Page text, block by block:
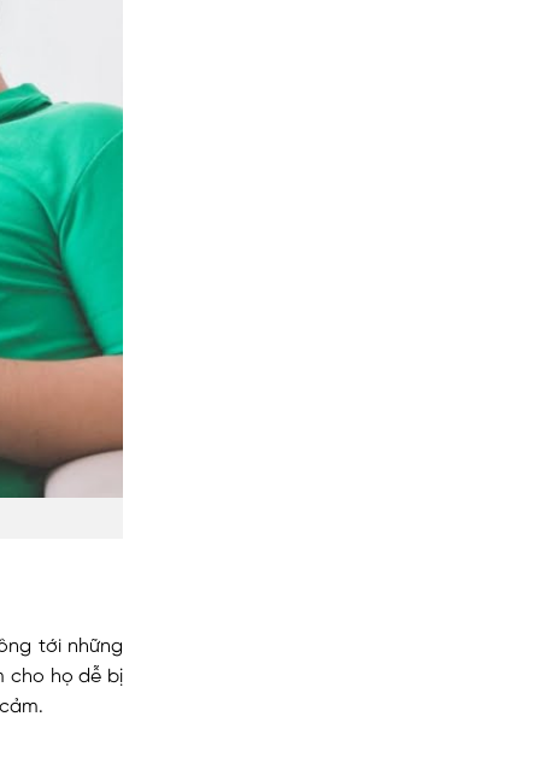
tới những
cho họ dễ bị